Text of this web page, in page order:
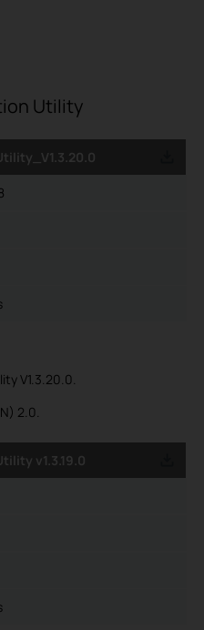
Utility
V1.3.20.0.
2.0.
v1.3.19.0